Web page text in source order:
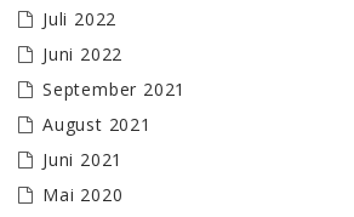
Juli 2022
Juni 2022
September 2021
August 2021
Juni 2021
Mai 2020